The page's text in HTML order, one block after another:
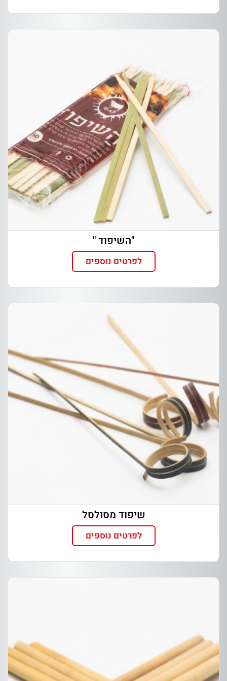
"השיפוד "
לפרטים נוספים
שיפוד מסולסל
לפרטים נוספים